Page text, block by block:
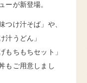
ーが新登場。
つけ汁そば」や、
汁うどん」
もちもちセット」
もご用意しまし